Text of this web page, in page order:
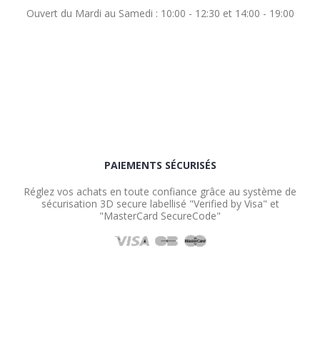
Ouvert du Mardi au Samedi : 10:00 - 12:30 et 14:00 - 19:00
PAIEMENTS SÉCURISÉS
Réglez vos achats en toute confiance grâce au système de
sécurisation 3D secure labellisé "Verified by Visa" et
"MasterCard SecureCode"